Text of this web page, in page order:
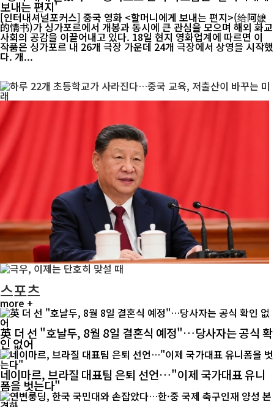
보내는 편지'
[인터내셔널포커스] 중국 영화 <할머니에게 보내는 편지>(给阿嬷
的情书)가 싱가포르에서 개봉과 동시에 큰 관심을 모으며 해외 화교
사회의 공감을 이끌어내고 있다. 18일 현지 영화업계에 따르면 이
작품은 싱가포르 내 26개 극장 가운데 24개 극장에서 상영을 시작했
다. 개...
스포츠
more +
英 더 선 "호날두, 8월 8일 결혼식 예정"…당사자는 공식 확
인 없어
네이마르, 브라질 대표팀 은퇴 선언…"이제 국가대표 유니
폼을 벗는다"